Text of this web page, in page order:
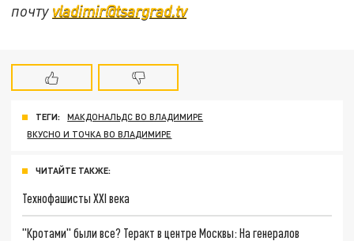
почту vladimir@tsargrad.tv
ТЕГИ:
МАКДОНАЛЬДС ВО ВЛАДИМИРЕ
ВКУСНО И ТОЧКА ВО ВЛАДИМИРЕ
ЧИТАЙТЕ ТАКЖЕ:
Технофашисты XXI века
"Кротами" были все? Теракт в центре Москвы: На генералов